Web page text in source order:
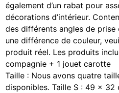
également d’un rabat pour
décorations d’intérieur.
des différents angles de prise
une différence de couleur,
produit réel. Les produits
compagnie + 1 jouet carotte
Taille : Nous avons quatre
disponibles. Taille S : 49 x